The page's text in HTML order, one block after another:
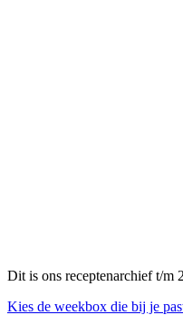
Dit is ons receptenarchief t/m
Kies de weekbox die bij je